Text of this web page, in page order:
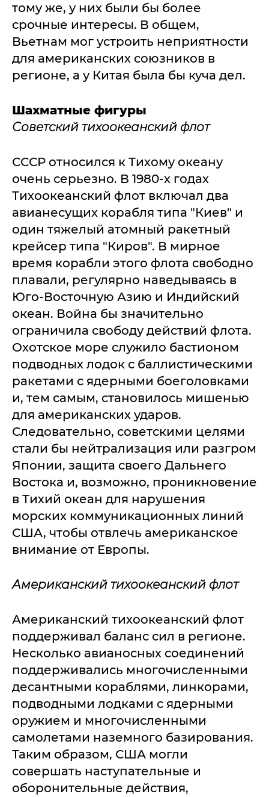
тому же, у них были бы более
срочные интересы. В общем,
Вьетнам мог устроить неприятности
для американских союзников в
регионе, а у Китая была бы куча дел.
Шахматные фигуры
Советский тихоокеанский флот
СССР относился к Тихому океану
очень серьезно. В 1980-х годах
Тихоокеанский флот включал два
авианесущих корабля типа "Киев" и
один тяжелый атомный ракетный
крейсер типа "Киров". В мирное
время корабли этого флота свободно
плавали, регулярно наведываясь в
Юго-Восточную Азию и Индийский
океан. Война бы значительно
ограничила свободу действий флота.
Охотское море служило бастионом
подводных лодок с баллистическими
ракетами с ядерными боеголовками
и, тем самым, становилось мишенью
для американских ударов.
Следовательно, советскими целями
стали бы нейтрализация или разгром
Японии, защита своего Дальнего
Востока и, возможно, проникновение
в Тихий океан для нарушения
морских коммуникационных линий
США, чтобы отвлечь американское
внимание от Европы.
Американский тихоокеанский флот
Американский тихоокеанский флот
поддерживал баланс сил в регионе.
Несколько авианосных соединений
поддерживались многочисленными
десантными кораблями, линкорами,
подводными лодками с ядерными
оружием и многочисленными
самолетами наземного базирования.
Таким образом, США могли
совершать наступательные и
оборонительные действия,